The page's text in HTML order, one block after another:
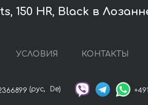
150 HR, Black в
УСЛОВИЯ КОНТАКТЫ
(рус, De)